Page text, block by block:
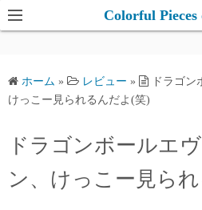
コ
ン
ツ
ッ
Colorful Pieces
ホーム » レビュー »
ドラゴン
けっこー見られるんだよ(笑)
ドラゴンボールエ
ン、けっこー見ら